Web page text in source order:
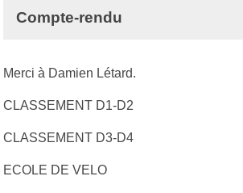
Compte-rendu
Merci à Damien Létard.
CLASSEMENT D1-D2
CLASSEMENT D3-D4
ECOLE DE VELO